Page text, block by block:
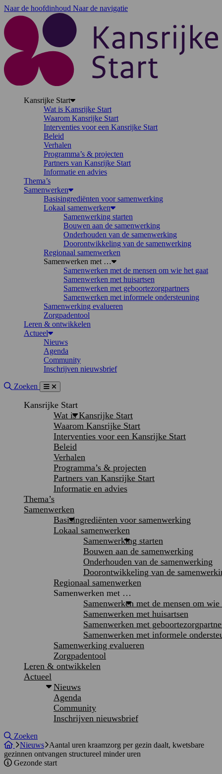
Naar de hoofdinhoud Naar de navigatie
Kansrijke Start
Wat is Kansrijke Start
Waarom Kansrijke Start
Interventies voor een Kansrijke Start
Beleid
Verhalen
Programma’s & projecten
Partners van Kansrijke Start
Informatie en advies
Thema’s
Samenwerken
Basisingrediënten voor samenwerking
Lokaal samenwerken
Samenwerking starten
Bouwen aan de samenwerking
Onderhouden van de samenwerking
Doorontwikkeling van de samenwerking
Regionaal samenwerken
Samenwerken met …
Samenwerken met de mensen om wie het gaat
Samenwerken met huisartsen
Samenwerken met geboortezorgpartners
Samenwerken met informele ondersteuning
Samenwerking evalueren
Zorgpadentool
Leren & ontwikkelen
Actueel
Nieuws
Agenda
Community
Inschrijven nieuwsbrief
Site doorzoeken
Zoeken
Menu
Sluiten
Kansrijke Start
Wat is Kansrijke Start
Waarom Kansrijke Start
Interventies voor een Kansrijke Start
Beleid
Verhalen
Programma’s & projecten
Partners van Kansrijke Start
Informatie en advies
Thema’s
Samenwerken
Basisingrediënten voor samenwerking
Lokaal samenwerken
Samenwerking starten
Bouwen aan de samenwerking
Onderhouden van de samenwerking
Doorontwikkeling van de
Regionaal samenwerken
Samenwerken met …
Samenwerken met de mensen om wie
Samenwerken met huisartsen
Samenwerken met
Samenwerken met informele
Samenwerking evalueren
Zorgpadentool
Leren & ontwikkelen
Actueel
Nieuws
Agenda
Community
Inschrijven nieuwsbrief
Site doorzoeken
Zoeken
Nieuws
Aantal uren kraamzorg per gezin daalt, kwetsbare
gezinnen ontvangen structureel minder uren
Gezonde start